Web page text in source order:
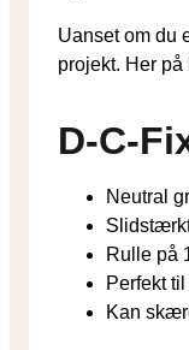
Uanset om du
projekt. Her
D-C-
Neutral
Rulle på
Perfekt
Kan